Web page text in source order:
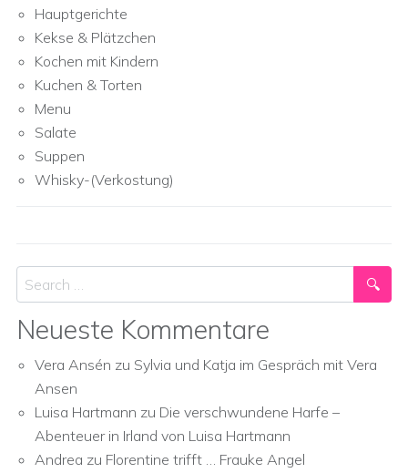
Hauptgerichte
Kekse & Plätzchen
Kochen mit Kindern
Kuchen & Torten
Menu
Salate
Suppen
Whisky-(Verkostung)
Search
Neueste Kommentare
Vera Ansén zu Sylvia und Katja im Gespräch mit Vera
Ansen
Luisa Hartmann zu Die verschwundene Harfe –
Abenteuer in Irland von Luisa Hartmann
Andrea zu Florentine trifft … Frauke Angel